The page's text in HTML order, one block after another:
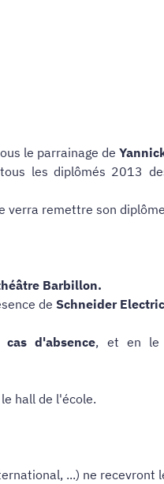
le parrainage de
les diplômés 2013
verra remettre son
Barbillon.
de Schneider Electric
cas d'absence, et en le
hall de l'école.
...) ne recevront